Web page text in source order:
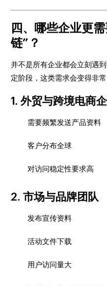
四、哪些企业更
链”？
并不是所有企业都会立刻遇
定阶段，这类需求会变得非常
1. 外贸与跨境电商
需要频繁发送产品资料
客户分布全球
对访问稳定性要求高
2. 市场与品牌团队
发布宣传资料
活动文件下载
用户访问量大